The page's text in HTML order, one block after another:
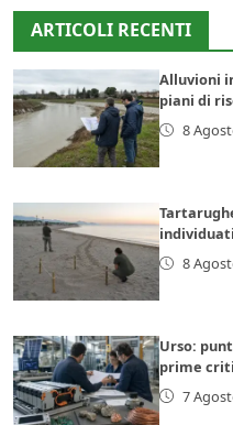
ARTICOLI RECENTI
Alluvioni
piani di
8
8
Urso:
prime
7